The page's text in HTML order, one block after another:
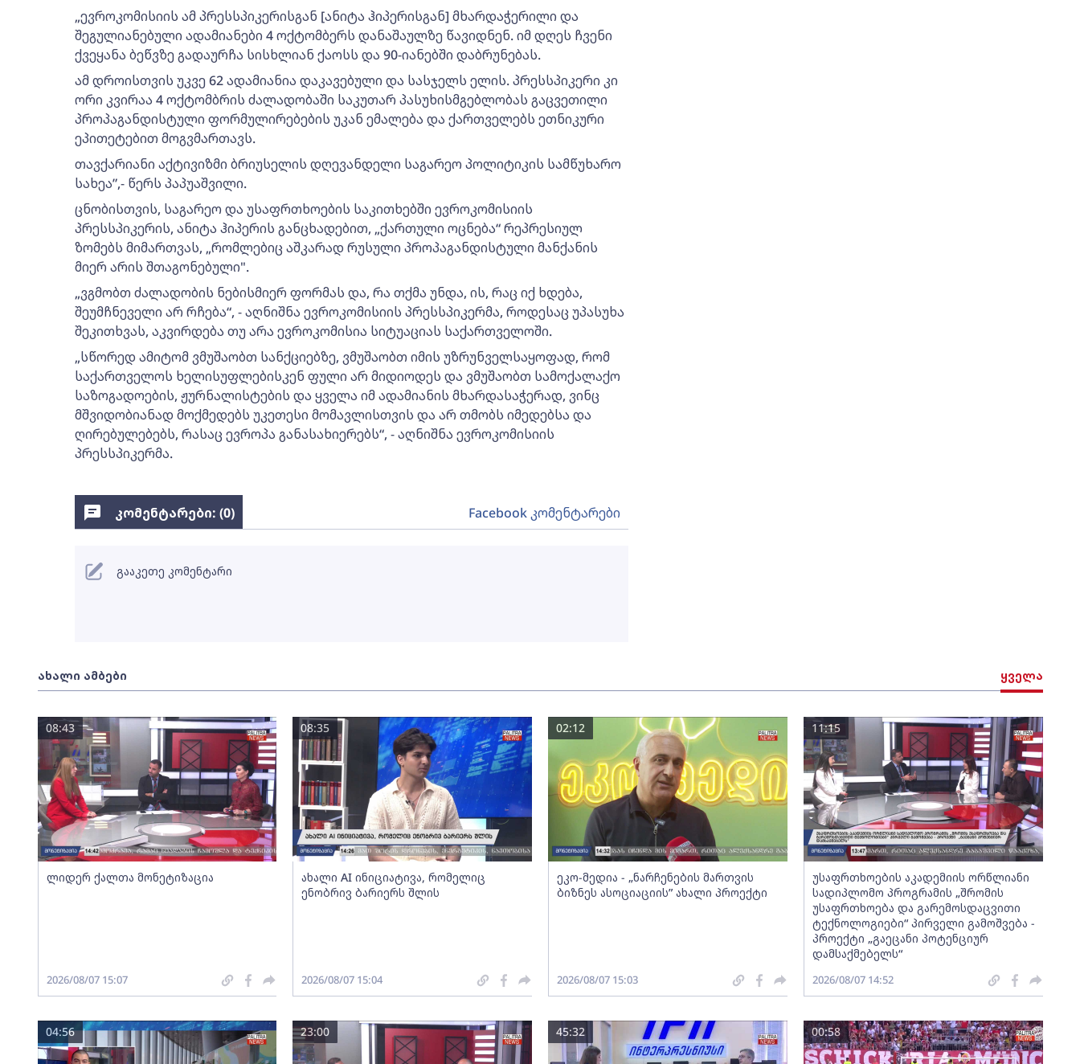
„ევროკომისიის ამ პრესსპიკერისგან [ანიტა ჰიპერისგან] მხარდაჭერილი და
შეგულიანებული ადამიანები 4 ოქტომბერს დანაშაულზე წავიდნენ. იმ დღეს ჩვენი
ქვეყანა ბეწვზე გადაურჩა სისხლიან ქაოსს და 90-იანებში დაბრუნებას.
ამ დროისთვის უკვე 62 ადამიანია დაკავებული და სასჯელს ელის. პრესსპიკერი კი
ორი კვირაა 4 ოქტომბრის ძალადობაში საკუთარ პასუხისმგებლობას გაცვეთილი
პროპაგანდისტული ფორმულირებების უკან ემალება და ქართველებს ეთნიკური
ეპითეტებით მოგვმართავს.
თავქარიანი აქტივიზმი ბრიუსელის დღევანდელი საგარეო პოლიტიკის სამწუხარო
სახეა”,- წერს პაპუაშვილი.
ცნობისთვის, საგარეო და უსაფრთხოების საკითხებში ევროკომისიის
პრესსპიკერის, ანიტა ჰიპერის განცხადებით, „ქართული ოცნება“ რეპრესიულ
ზომებს მიმართვას, „რომლებიც აშკარად რუსული პროპაგანდისტული მანქანის
მიერ არის შთაგონებული".
„ვგმობთ ძალადობის ნებისმიერ ფორმას და, რა თქმა უნდა, ის, რაც იქ ხდება,
შეუმჩნეველი არ რჩება“, - აღნიშნა ევროკომისიის პრესსპიკერმა, როდესაც უპასუხა
შეკითხვას, აკვირდება თუ არა ევროკომისია სიტუაციას საქართველოში.
„სწორედ ამიტომ ვმუშაობთ სანქციებზე, ვმუშაობთ იმის უზრუნველსაყოფად, რომ
საქართველოს ხელისუფლებისკენ ფული არ მიდიოდეს და ვმუშაობთ სამოქალაქო
საზოგადოების, ჟურნალისტების და ყველა იმ ადამიანის მხარდასაჭერად, ვინც
მშვიდობიანად მოქმედებს უკეთესი მომავლისთვის და არ თმობს იმედებსა და
ღირებულებებს, რასაც ევროპა განასახიერებს“, - აღნიშნა ევროკომისიის
პრესსპიკერმა.
ახალი ამბები ყველა
ლიდერ ქალთა მონეტიზაცია
08:43
2026/08/07 15:07
ახალი AI ინიციატივა, რომელიც
ენობრივ ბარიერს შლის
08:35
2026/08/07 15:04
ეკო-მედია - „ნარჩენების მართვის
ბიზნეს ასოციაციის” ახალი პროექტი
02:12
2026/08/07 15:03
უსაფრთხოების აკადემიის ორწლიანი
სადიპლომო პროგრამის „შრომის
უსაფრთხოება და გარემოსდაცვითი
ტექნოლოგიები“ პირველი გამოშვება -
პროექტი „გაეცანი პოტენციურ
დამსაქმებელს“
11:15
2026/08/07 14:52
04:56 23:00 45:32 00:58
კომენტარები: (0) Facebook კომენტარები
გააკეთე კომენტარი